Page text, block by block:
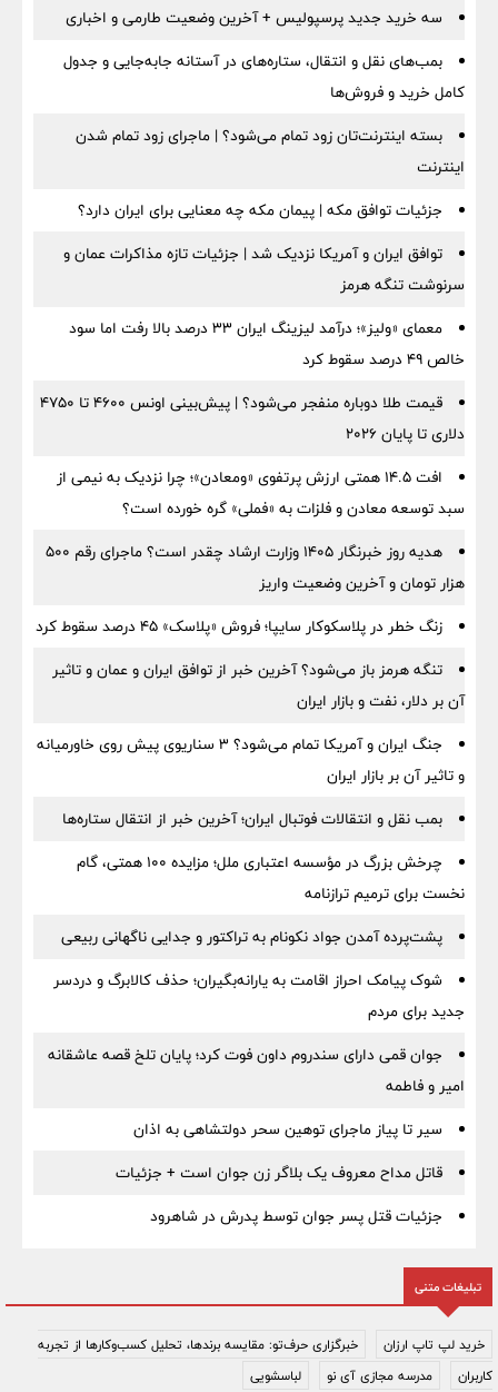
سه خرید جدید پرسپولیس + آخرین وضعیت طارمی و اخباری
بمب‌های نقل و انتقال، ستاره‌های در آستانه جابه‌جایی و جدول
کامل خرید و فروش‌ها
بسته اینترنت‌تان زود تمام می‌شود؟ | ماجرای زود تمام شدن
اینترنت
جزئیات توافق مکه | پیمان مکه چه معنایی برای ایران دارد؟
توافق ایران و آمریکا نزدیک شد | جزئیات تازه مذاکرات عمان و
سرنوشت تنگه هرمز
معمای «ولیز»؛ درآمد لیزینگ ایران ۳۳ درصد بالا رفت اما سود
خالص ۴۹ درصد سقوط کرد
قیمت طلا دوباره منفجر می‌شود؟ | پیش‌بینی اونس ۴۶۰۰ تا ۴۷۵۰
دلاری تا پایان ۲۰۲۶
افت ۱۴.۵ همتی ارزش پرتفوی «ومعادن»؛ چرا نزدیک به نیمی از
سبد توسعه معادن و فلزات به «فملی» گره خورده است؟
هدیه روز خبرنگار ۱۴۰۵ وزارت ارشاد چقدر است؟ ماجرای رقم ۵۰۰
هزار تومان و آخرین وضعیت واریز
زنگ خطر در پلاسکوکار سایپا؛ فروش «پلاسک» ۴۵ درصد سقوط کرد
تنگه هرمز باز می‌شود؟ آخرین خبر از توافق ایران و عمان و تاثیر
آن بر دلار، نفت و بازار ایران
جنگ ایران و آمریکا تمام می‌شود؟ ۳ سناریوی پیش روی خاورمیانه
و تاثیر آن بر بازار ایران
بمب نقل‌ و انتقالات فوتبال ایران؛ آخرین خبر از انتقال ستاره‌ها
چرخش بزرگ در مؤسسه اعتباری ملل؛ مزایده ۱۰۰ همتی، گام
نخست برای ترمیم ترازنامه
پشت‌پرده آمدن جواد نکونام به تراکتور و جدایی ناگهانی ربیعی
شوک پیامک احراز اقامت به یارانه‌بگیران؛ حذف کالابرگ و دردسر
جدید برای مردم
جوان قمی دارای سندروم داون فوت کرد؛ پایان تلخ قصه عاشقانه
امیر و فاطمه
سیر تا پیاز ماجرای توهین سحر دولتشاهی به اذان
قاتل مداح معروف یک بلاگر زن جوان است + جزئیات
جزئیات قتل پسر جوان توسط پدرش در شاهرود
تبلیغات متنی
خرید لپ تاپ ارزان
خبرگزاری حرف‌تو: مقایسه برندها، تحلیل کسب‌وکارها از تجربه
کاربران
مدرسه مجازی آی نو لباسشویی